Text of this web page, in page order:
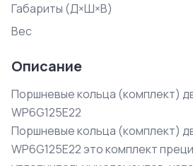
Габариты (Д×Ш×В)
Вес
Описание
Поршневые кольца (комплект)
WP6G125E22
Поршневые кольца (комплект)
WP6G125E22 это комплект